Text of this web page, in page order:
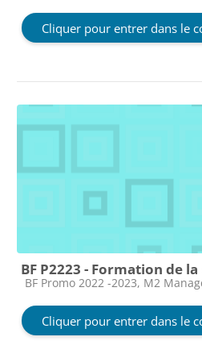
Cliquer pour entrer dans le
BF P2223 - Formation de
Catégorie de cours
BF Promo 2022 -2023, M2
Cliquer pour entrer dans le